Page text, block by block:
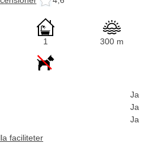
1 300 m
Ja
Ja
Ja
faciliteter